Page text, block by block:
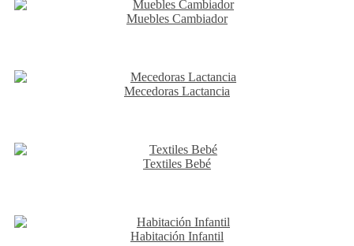
Muebles Cambiador
Mecedoras Lactancia
Textiles Bebé
Habitación Infantil